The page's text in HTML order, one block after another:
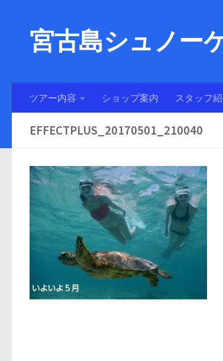
宮古島シュノー
ツアー内容 ショップ案内 スタッフ
EFFECTPLUS_20170501_210040